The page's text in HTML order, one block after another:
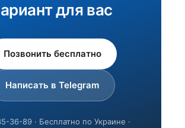
для вас
Позвонить бесплатно
Написать в Telegram
36-89 · Бесплатно по Украине ·